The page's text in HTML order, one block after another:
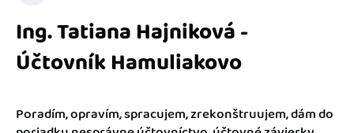
Sledovanie cashflow
Spolupráca s účtovníkom
Nápoveda
Ako sa vyznať vo fakturácii
Ing. Tatiana Hajniková -
Účtovník Hamuliakovo
Poradím, opravím, spracujem, zrekonštruujem, dám do